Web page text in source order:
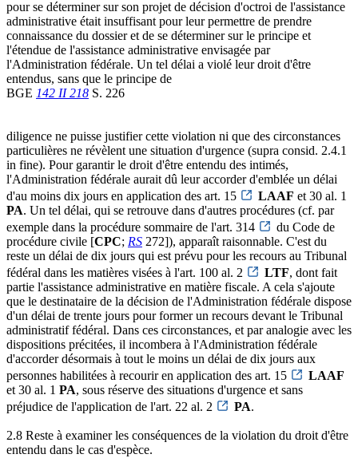
pour se déterminer sur son projet de décision d'octroi de l'assistance
administrative était insuffisant pour leur permettre de prendre
connaissance du dossier et de se déterminer sur le principe et
l'étendue de l'assistance administrative envisagée par
l'Administration fédérale. Un tel délai a violé leur droit d'être
entendus, sans que le principe de
BGE 142 II 218 S. 226
diligence ne puisse justifier cette violation ni que des circonstances
particulières ne révèlent une situation d'urgence (supra consid. 2.4.1
in fine). Pour garantir le droit d'être entendu des intimés,
l'Administration fédérale aurait dû leur accorder d'emblée un délai
d'au moins dix jours en application des art. 15
LAAF et 30 al. 1
PA. Un tel délai, qui se retrouve dans d'autres procédures (cf. par
exemple dans la procédure sommaire de l'art. 314
du Code de
procédure civile [CPC; RS 272]), apparaît raisonnable. C'est du
reste un délai de dix jours qui est prévu pour les recours au Tribunal
fédéral dans les matières visées à l'art. 100 al. 2
LTF, dont fait
partie l'assistance administrative en matière fiscale. A cela s'ajoute
que le destinataire de la décision de l'Administration fédérale dispose
d'un délai de trente jours pour former un recours devant le Tribunal
administratif fédéral. Dans ces circonstances, et par analogie avec les
dispositions précitées, il incombera à l'Administration fédérale
d'accorder désormais à tout le moins un délai de dix jours aux
personnes habilitées à recourir en application des art. 15
LAAF
et 30 al. 1 PA, sous réserve des situations d'urgence et sans
préjudice de l'application de l'art. 22 al. 2
PA.
2.8 Reste à examiner les conséquences de la violation du droit d'être
entendu dans le cas d'espèce.